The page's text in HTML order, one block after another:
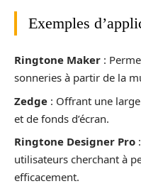
Exemples
Ringtone Maker :
sonneries à partir de la
Zedge : Offrant une
et de fonds d’écran.
Ringtone Designer Pro
utilisateurs cherchant à
efficacement.